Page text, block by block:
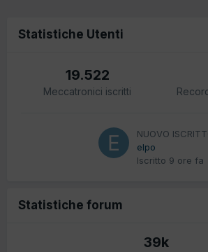
Statistiche Utenti
19.522
Meccatronici iscritti
NUOVO
elpo
Iscritto 9 ore fa
Statistiche forum
39k